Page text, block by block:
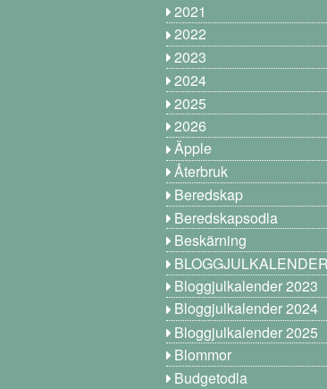
2021
2022
2023
2024
2025
2026
Äpple
Återbruk
Beredskap
Beredskapsodla
Beskärning
BLOGGJULKALENDER
Bloggjulkalender 2023
Bloggjulkalender 2024
Bloggjulkalender 2025
Blommor
Budgetodla